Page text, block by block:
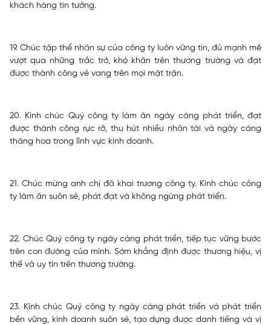
khách hàng tin tưởng.
19. Chúc tập thể nhân sự của công ty luôn vững tin, đủ mạnh mẽ
vượt qua những trắc trở, khó khăn trên thương trường và đạt
được thành công vẻ vang trên mọi mặt trận.
20. Kính chúc Quý công ty làm ăn ngày càng phát triển, đạt
được thành công rực rỡ, thu hút nhiều nhân tài và ngày càng
thăng hoa trong lĩnh vực kinh doanh.
21. Chúc mừng anh chị đã khai trương công ty. Kính chúc công
ty làm ăn suôn sẻ, phát đạt và không ngừng phát triển.
22. Chúc Quý công ty ngày càng phát triển, tiếp tục vững bước
trên con đường của mình. Sớm khẳng định được thương hiệu, vị
thế và uy tín trên thương trường.
23. Kính chúc Quý công ty ngày càng phát triển và phát triển
bền vững, kinh doanh suôn sẻ, tạo dựng được danh tiếng và vị